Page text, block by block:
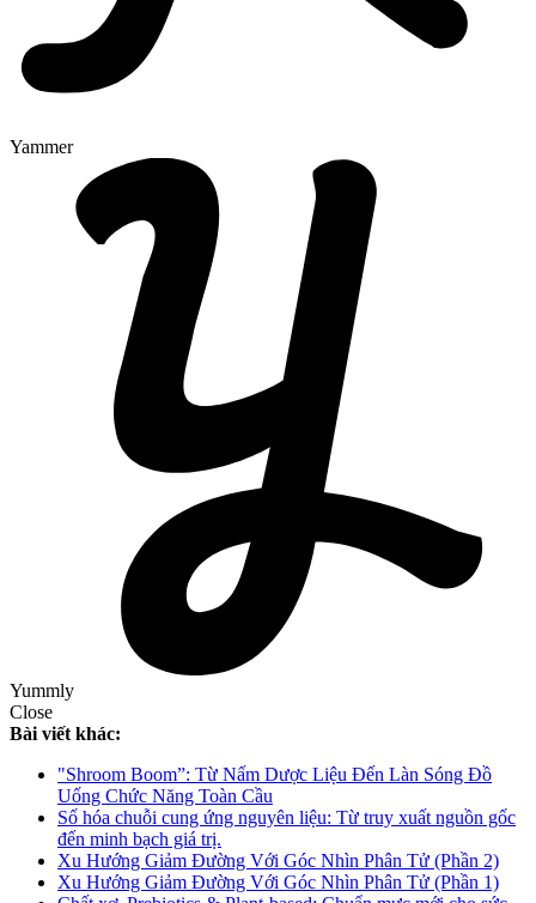
Yammer
Yummly
Close
Bài viết khác:
"Shroom Boom”: Từ Nấm Dược Liệu Đến Làn Sóng Đồ
Uống Chức Năng Toàn Cầu
Số hóa chuỗi cung ứng nguyên liệu: Từ truy xuất nguồn gốc
đến minh bạch giá trị.
Xu Hướng Giảm Đường Với Góc Nhìn Phân Tử (Phần 2)
Xu Hướng Giảm Đường Với Góc Nhìn Phân Tử (Phần 1)